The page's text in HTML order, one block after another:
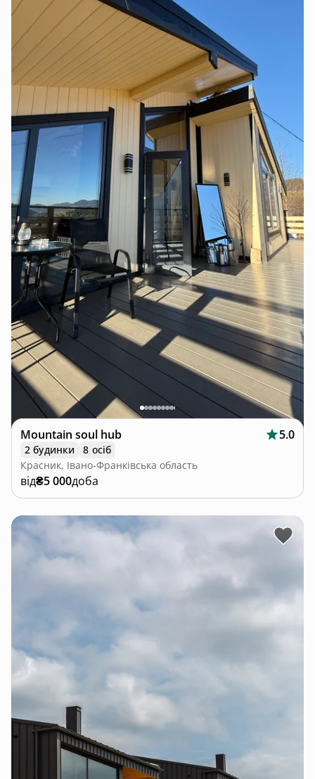
Mountain soul hub 5.0
2 будинки
8 осіб
Красник, Івано-Франківська область
від₴5 000доба